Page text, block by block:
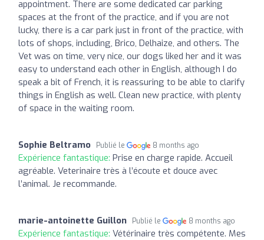
appointment. There are some dedicated car parking
spaces at the front of the practice, and if you are not
lucky, there is a car park just in front of the practice, with
lots of shops, including, Brico, Delhaize, and others. The
Vet was on time, very nice, our dogs liked her and it was
easy to understand each other in English, although I do
speak a bit of French, it is reassuring to be able to clarify
things in English as well. Clean new practice, with plenty
of space in the waiting room.
Sophie Beltramo Publié le 8 months ago
Expérience fantastique: Prise en charge rapide. Accueil
agréable. Veterinaire très à l’écoute et douce avec
l’animal. Je recommande.
marie-antoinette Guillon Publié le 8 months ago
Expérience fantastique: Vétérinaire très compétente. Mes